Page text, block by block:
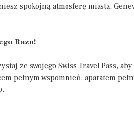
spokojną atmosferę miasta,
Razu!
ze swojego Swiss Travel Pass,
pełnym wspomnień, aparatem